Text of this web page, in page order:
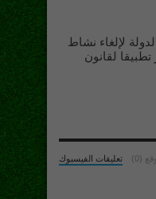
لإلغاء نشاط
تطبيقا لقانون
تعليقات الفيسبوك (0)